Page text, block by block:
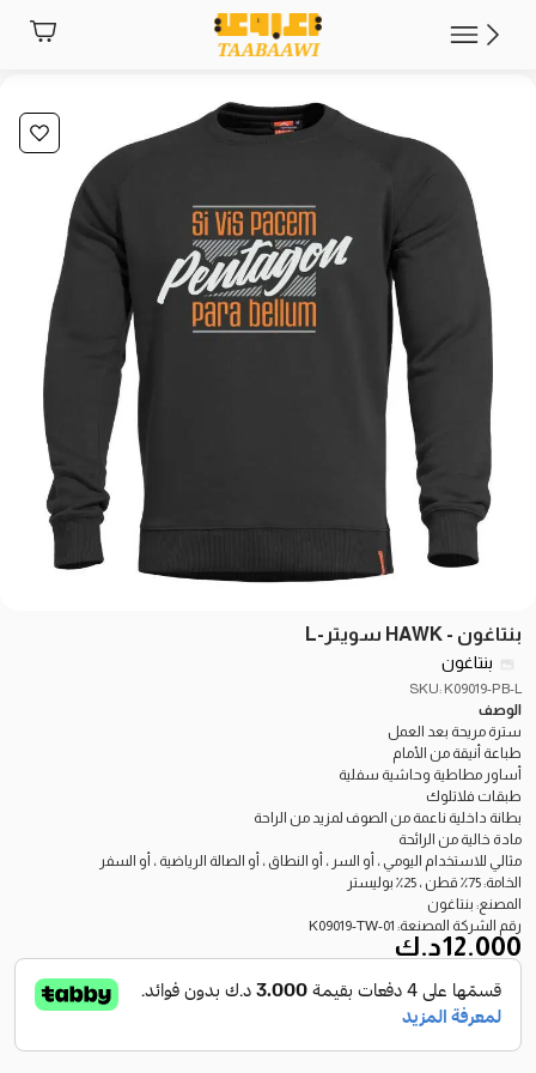
بنتاغون - HAWK سويتر-L
بنتاغون
SKU: K09019-PB-L
الوصف
سترة مريحة بعد العمل
طباعة أنيقة من الأمام
أساور مطاطية وحاشية سفلية
طبقات فلاتلوك
بطانة داخلية ناعمة من الصوف لمزيد من الراحة
مادة خالية من الرائحة
مثالي للاستخدام اليومي ، أو السر ، أو النطاق ، أو الصالة الرياضية ، أو السفر
الخامة: 75٪ قطن ، 25٪ بوليستر
المصنع: بنتاغون
رقم الشركة المصنعة: K09019-TW-01
12.000د.ك